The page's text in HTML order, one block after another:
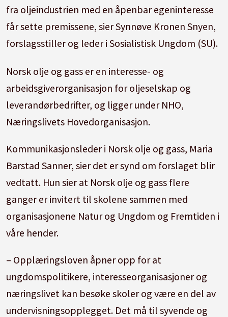
fra oljeindustrien med en åpenbar egeninteresse
får sette premissene, sier Synnøve Kronen Snyen,
forslagsstiller og leder i Sosialistisk Ungdom (SU).
Norsk olje og gass er en interesse- og
arbeidsgiverorganisasjon for oljeselskap og
leverandørbedrifter, og ligger under NHO,
Næringslivets Hovedorganisasjon.
Kommunikasjonsleder i Norsk olje og gass, Maria
Barstad Sanner, sier det er synd om forslaget blir
vedtatt. Hun sier at Norsk olje og gass flere
ganger er invitert tilskolene sammen med
organisasjonene Natur og Ungdom og Fremtiden i
våre hender.
– Opplæringsloven åpner opp for at
ungdomspolitikere, interesseorganisasjoner og
næringslivet kan besøkeskoler og være en del av
undervisningsopplegget. Det må til syvende og